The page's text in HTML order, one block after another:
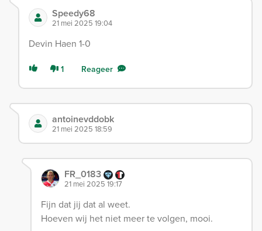
Speedy68
21 mei 2025 19:04
Devin Haen 1-0
1 Reageer
antoinevddobk
21 mei 2025 18:59
FR_0183
21 mei 2025 19:17
Fijn dat jij dat al weet.
Hoeven wij het niet meer te volgen, mooi.